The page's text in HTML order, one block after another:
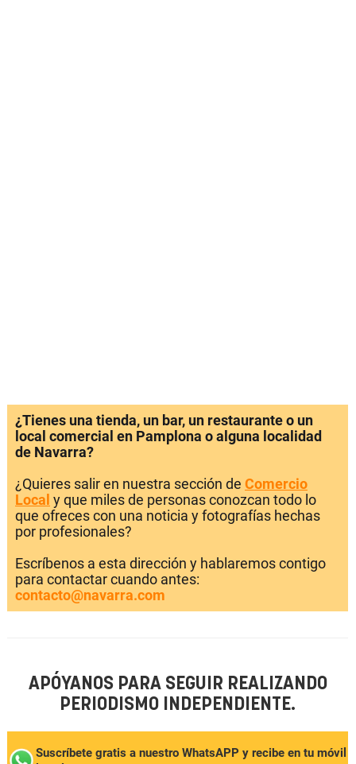
¿Tienes una tienda, un bar, un restaurante o un
local comercial en Pamplona o alguna localidad
de Navarra?
¿Quieres salir en nuestra sección de Comercio
Local y que miles de personas conozcan todo lo
que ofreces con una noticia y fotografías hechas
por profesionales?
Escríbenos a esta dirección y hablaremos contigo
para contactar cuando antes:
contacto@navarra.com
APÓYANOS PARA SEGUIR REALIZANDO
PERIODISMO INDEPENDIENTE.
Suscríbete gratis a nuestro WhatsAPP y recibe en tu móvil